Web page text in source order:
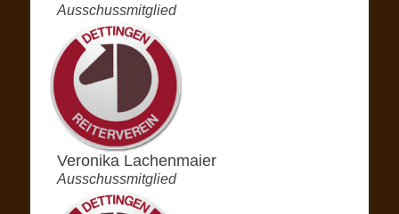
Ausschussmitglied
Veronika Lachenmaier
Ausschussmitglied